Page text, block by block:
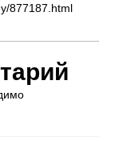
877187.html